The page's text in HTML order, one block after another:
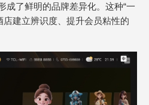
成了鲜明的品牌差异化。这种“一
店建立辨识度、提升会员粘性的